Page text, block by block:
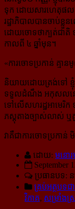
ទុក ដោយសារហេតុផល ផ្
រដ្ឋាភិបាលបានចាប់ខ្
ដោយចោទថាក្បត់ជា
កាលពី ៤ ឆ្នាំមុន។
«ការចោទប្រកាន់ គ្មា
និយាយដោយត្រង់ទៅ ខ្ញុំគ្
ទទួលដំណឹង អកុសលនេះ។
ទៅលើសហរដ្ឋអាមេរិក
ភស្តុតាងច្បាស់លាស់ ឬ
វាគឺជាការចោទប្រកាន់
ដោយ: មនោរ
September
ប្រធានបទ:
គ្រប់អត្ថបទជ
វិភាគ, សម្រាំងស្រ